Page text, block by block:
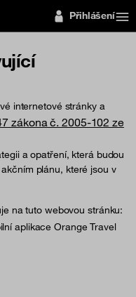
Přihlášení
internetové stránky a
zákona č. 2005-102 ze
a opatření, která budou
plánu, které jsou v
na tuto webovou stránku:
aplikace Orange Travel